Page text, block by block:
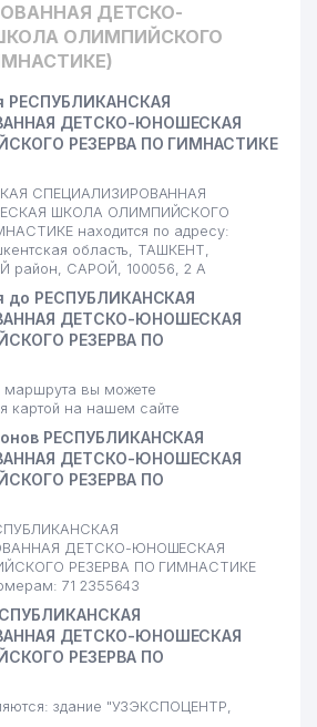
ДЕТСКО-
ОЛИМПИЙСКОГО
РЕСПУБЛИКАНСКАЯ
ДЕТСКО-ЮНОШЕСКАЯ
РЕЗЕРВА ПО ГИМНАСТИКЕ
СПЕЦИАЛИЗИРОВАННАЯ
ШКОЛА ОЛИМПИЙСКОГО
находится по адресу:
область, ТАШКЕНТ,
САРОЙ, 100056, 2 А
до РЕСПУБЛИКАНСКАЯ
ДЕТСКО-ЮНОШЕСКАЯ
РЕЗЕРВА ПО
маршрута вы можете
картой на нашем сайте
РЕСПУБЛИКАНСКАЯ
ДЕТСКО-ЮНОШЕСКАЯ
РЕЗЕРВА ПО
ДЕТСКО-ЮНОШЕСКАЯ
РЕЗЕРВА ПО ГИМНАСТИКЕ
71 2355643
ДЕТСКО-ЮНОШЕСКАЯ
РЕЗЕРВА ПО
здание "УЗЭКСПОЦЕНТР,